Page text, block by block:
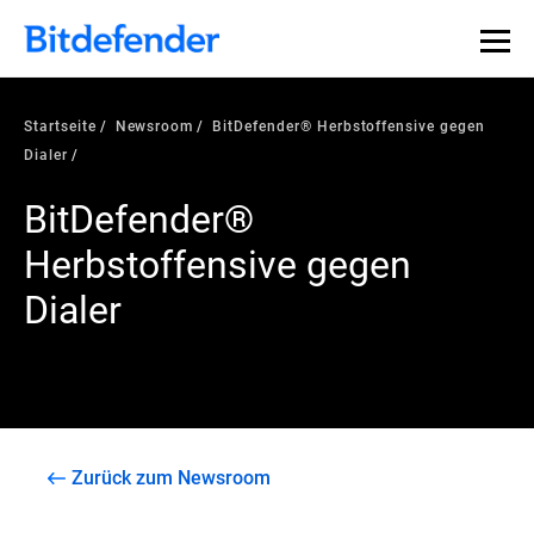
Startseite Newsroom
BitDefender® Herbstoffensive gegen
Dialer
BitDefender®
Herbstoffensive gegen
Dialer
Zurück zum Newsroom